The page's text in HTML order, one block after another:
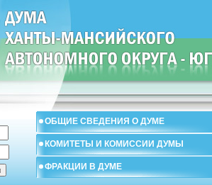
ОБЩИЕ СВЕДЕНИЯ О ДУМЕ
КОМИТЕТЫ И КОМИССИИ ДУМЫ
ФРАКЦИИ В ДУМЕ